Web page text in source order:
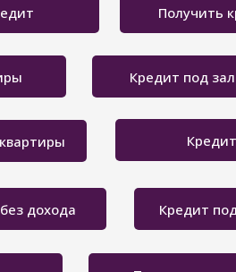
Кредит
дохода
Кредит под
Получить